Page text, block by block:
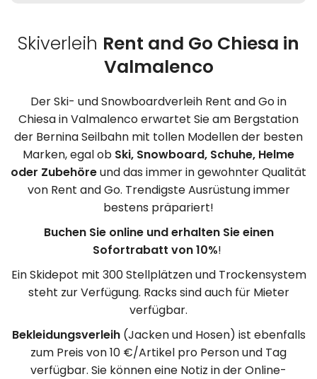
Skiverleih Rent and Go Chiesa in
Valmalenco
Der Ski- und Snowboardverleih Rent and Go in
Chiesa in Valmalenco erwartet Sie am Bergstation
der Bernina Seilbahn mit tollen Modellen der besten
Marken, egal ob Ski, Snowboard, Schuhe, Helme
oder Zubehöreund das immer in gewohnter Qualität
von Rent and Go. Trendigste Ausrüstung immer
bestens präpariert!
Buchen Sie online und erhalten Sie einen
Sofortrabatt von 10%!
Ein Skidepot mit 300 Stellplätzen und Trockensystem
steht zur Verfügung. Racks sind auch für Mieter
verfügbar.
Bekleidungsverleih (Jacken und Hosen) ist ebenfalls
zum Preis von 10 €/Artikel pro Person und Tag
verfügbar. Sie können eine Notiz in der Online-